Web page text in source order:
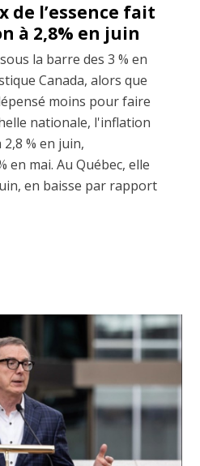
de l’essence fait
à 2,8% en juin
la barre des 3 % en
Canada, alors que
moins pour faire
nationale, l'inflation
% en juin,
en mai. Au Québec, elle
en baisse par rapport